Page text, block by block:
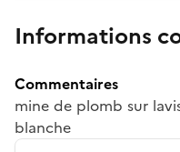
Informations
Commentaires
mine de plomb sur
blanche